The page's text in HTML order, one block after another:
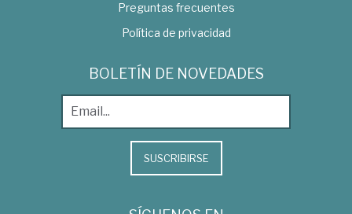
Preguntas frecuentes
Política de privacidad
BOLETÍN DE NOVEDADES
SUSCRIBIRSE